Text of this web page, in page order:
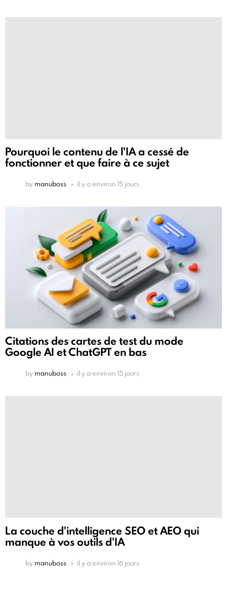
Pourquoi le contenu de l'IA a cessé de
fonctionner et que faire à ce sujet
by manuboss il y a environ 15 jours
Citations des cartes de test du mode
Google AI et ChatGPT en bas
by manuboss il y a environ 15 jours
La couche d'intelligence SEO et AEO qui
manque à vos outils d'IA
by manuboss il y a environ 16 jours